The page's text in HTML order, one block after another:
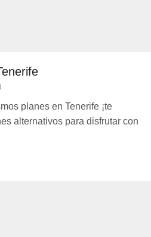
planes en Tenerife ¡te
alternativos para disfrutar con